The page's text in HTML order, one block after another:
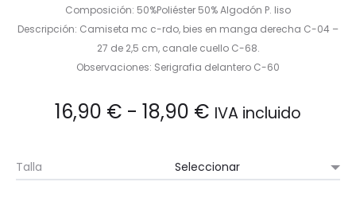
Composición: 50%Poliéster 50% Algodón P. liso
Descripción: Camiseta mc c-rdo, bies en manga derecha C-04 –
27 de 2,5 cm, canale cuello C-68.
Observaciones: Serigrafia delantero C-60
16,90 € - 18,90 € Rango
precios:
IVA incluido
Talla